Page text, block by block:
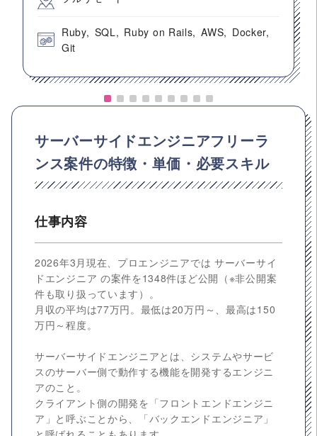
Ruby SQL Ruby on Rails AWS
Docker
Git
サーバーサイドエンジニアフリーラ
ンス案件の特徴・単価・必要スキル
仕事内容
2026年3月現在、プロエンジニアでは サーバーサイ
ドエンジニア の案件を1348件ほど公開（※非公開案
件も取り扱っています）。
月収の平均は77万円。最低は20万円～、最高は150
万円～程度。
サーバーサイドエンジニアとは、システムやサービ
スのサーバー側で動作する機能を開発するエンジニ
アのこと。
クライアント側の開発を「フロントエンドエンジニ
ア」と呼ぶことから、「バックエンドエンジニア」